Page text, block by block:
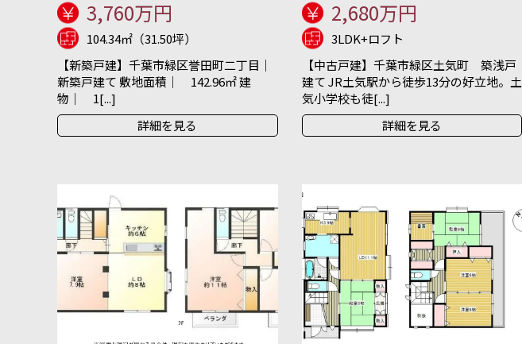
3,760万円
104.34㎡（31.50坪）
【新築戸建】千葉市緑区誉田町二丁目｜
新築戸建て 敷地面積｜ 142.96㎡ 建
物｜ 1[...]
詳細を見る
2,680万円
3LDK+ロフト
【中古戸建】千葉市緑区土気町 築浅戸
建て JR土気駅から徒歩13分の好立地。土
気小学校も徒[...]
詳細を見る